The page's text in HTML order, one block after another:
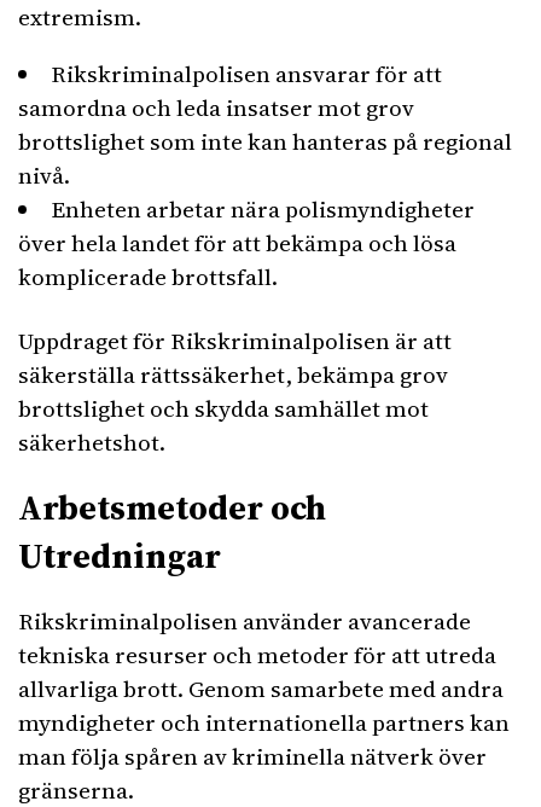
extremism.
Rikskriminalpolisen ansvarar för att
samordna och leda insatser mot grov
brottslighet som inte kan hanteras på regional
nivå.
Enheten arbetar nära polismyndigheter
över hela landet för att bekämpa och lösa
komplicerade brottsfall.
Uppdraget för Rikskriminalpolisen är att
säkerställa rättssäkerhet, bekämpa grov
brottslighet och skydda samhället mot
säkerhetshot.
Arbetsmetoder och
Utredningar
Rikskriminalpolisen använder avancerade
tekniska resurser och metoder för att utreda
allvarliga brott. Genom samarbete med andra
myndigheter och internationella partners kan
man följa spåren av kriminella nätverk över
gränserna.